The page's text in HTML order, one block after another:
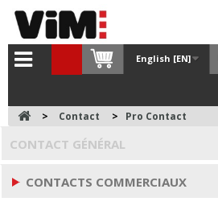
English [EN]
> Contact > Pro Contact
CONTACT GÉNÉRAL
CONTACTS COMMERCIAUX